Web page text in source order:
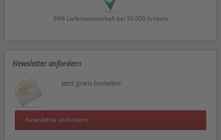
99% Lieferbereitschaft bei 50.000 Artikeln
Newsletter anfordern
Jetzt gratis bestellen!
Newsletter anfordern